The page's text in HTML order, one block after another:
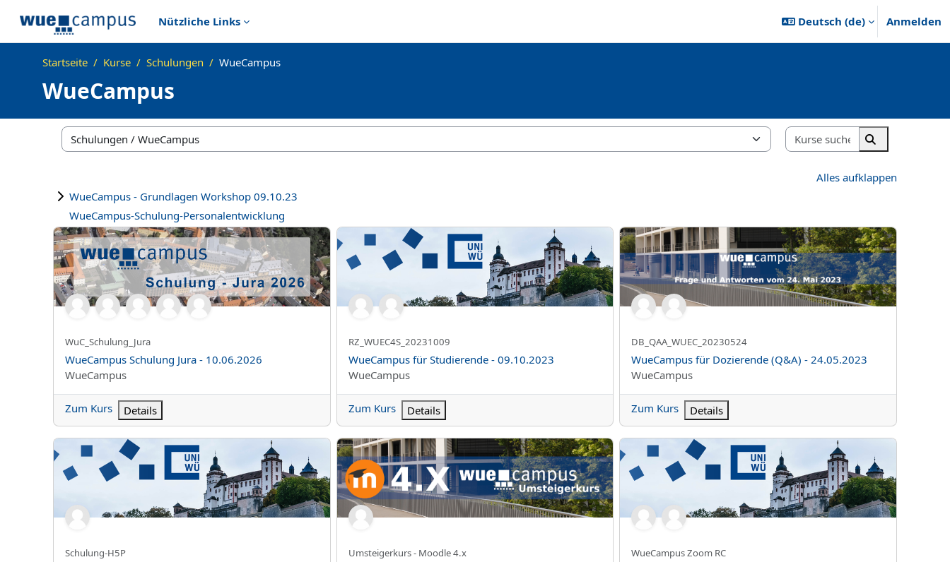
Nützliche Links
Deutsch ‎(de)‎ Anmelden
Startseite Kurse Schulungen WueCampus
WueCampus
Kursbereiche
Kurse suchen
Kurse suchen
Alles aufklappen
WueCampus - Grundlagen Workshop 09.10.23
WueCampus-Schulung-Personalentwicklung
WueCampus Schulung Jura - 10.06.2026
Kurzer Kursname
WuC_Schulung_Jura
Kursname
WueCampus Schulung Jura - 10.06.2026
Kursbereich
WueCampus
Zum Kurs Details
WueCampus für Studierende - 09.10.2023
Kurzer Kursname
RZ_WUEC4S_20231009
Kursname
WueCampus für Studierende - 09.10.2023
Kursbereich
WueCampus
Zum Kurs Details
WueCampus für Dozierende (Q&amp;A) - 24.05.2023
Kurzer Kursname
DB_QAA_WUEC_20230524
Kursname
WueCampus für Dozierende (Q&A) - 24.05.2023
Kursbereich
WueCampus
Zum Kurs Details
Schulung-H5P
Kurzer Kursname
Schulung-H5P
Umsteigerkurs - Moodle 4.x
Kurzer Kursname
Umsteigerkurs - Moodle 4.x
WueCampus Workshop - synchrone Kommunikation (Zoom,
Kurzer Kursname
WueCampus Zoom RC